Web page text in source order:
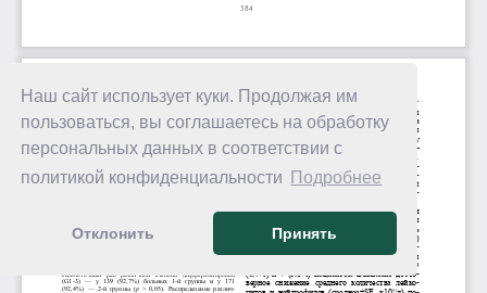
Наш сайт использует куки. Продолжая им
пользоваться, вы соглашаетесь на обработку
персональных данных в соответствии с
политикой конфиденциальности
Подробнее
Отклонить Принять